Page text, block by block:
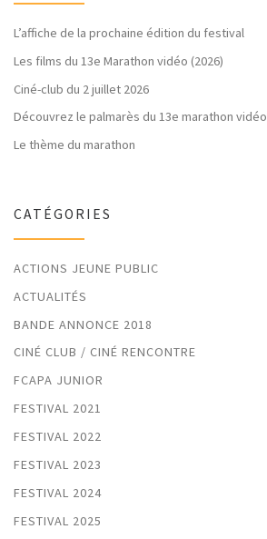
L’affiche de la prochaine édition du festival
Les films du 13e Marathon vidéo (2026)
Ciné-club du 2 juillet 2026
Découvrez le palmarès du 13e marathon vidéo
Le thème du marathon
CATÉGORIES
ACTIONS JEUNE PUBLIC
ACTUALITÉS
BANDE ANNONCE 2018
CINÉ CLUB / CINÉ RENCONTRE
FCAPA JUNIOR
FESTIVAL 2021
FESTIVAL 2022
FESTIVAL 2023
FESTIVAL 2024
FESTIVAL 2025